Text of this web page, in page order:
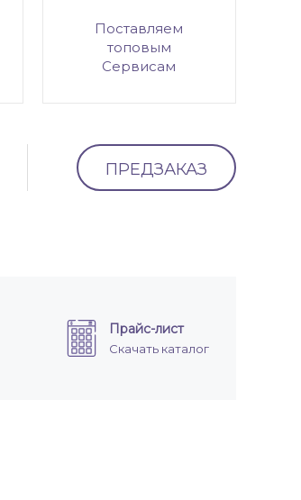
Поставляем
топовым
Сервисам
ПРЕДЗАКАЗ
Прайс-лист
Скачать каталог